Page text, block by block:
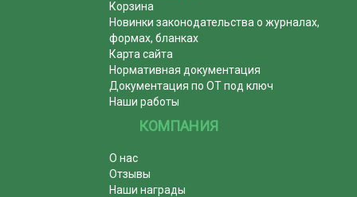
Корзина
Новинки законодательства о журналах,
формах, бланках
Карта сайта
Нормативная документация
Документация по ОТ под ключ
Наши работы
КОМПАНИЯ
О нас
Отзывы
Наши награды